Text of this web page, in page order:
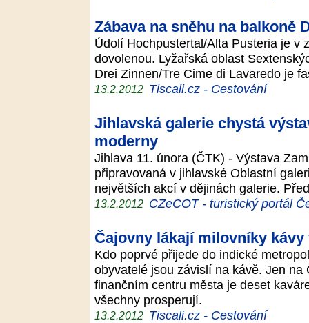
Zábava na sněhu na balkoně
Údolí Hochpustertal/Alta Pusteria je v
dovolenou. Lyžařská oblast
Drei Zinnen/Tre Cime di Lavaredo je
13.2.2012 Tiscali.cz - Cestování
Jihlavská galerie chystá
moderny
Jihlava 11. února (ČTK) - Výstava
připravovaná v jihlavské Oblastní
největších akcí v dějinách galerie.
13.2.2012 CZeCOT - turistický portál
Čajovny lákají milovníky
Kdo poprvé přijede do indické
obyvatelé jsou závislí na kávě. Jen
finančním centru města je deset
všechny prosperují.
13.2.2012 Tiscali.cz - Cestování